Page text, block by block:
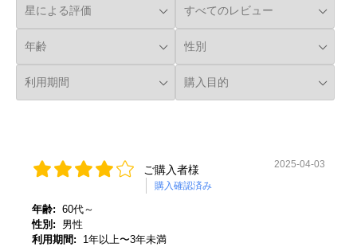
ご購入者様
購入確認済み
2025-04-03
年齢: 60代～
性別:
男性
利用期間:
1年以上〜3年未満